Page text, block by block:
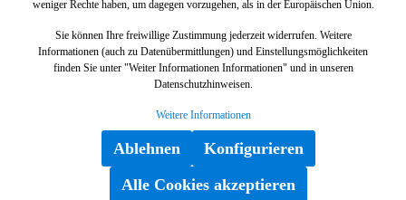
weniger Rechte haben, um dagegen vorzugehen, als in der Europäischen Union.
Sie können Ihre freiwillige Zustimmung jederzeit widerrufen. Weitere
Informationen (auch zu Datenübermittlungen) und Einstellungsmöglichkeiten
finden Sie unter "Weiter Informationen Informationen" und in unseren
Datenschutzhinweisen.
Weitere Informationen
Ablehnen
Konfigurieren
Alle Cookies akzeptieren